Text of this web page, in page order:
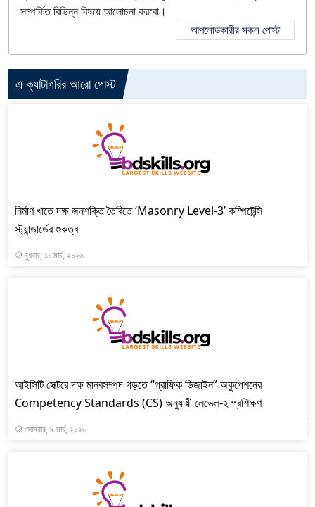
সম্পর্কিত বিভিন্ন বিষয়ে আলোচনা করবো।
আপলোডকারীর সকল পোস্ট
এ ক্যাটাগরির আরো পোস্ট
নির্মাণ খাতে দক্ষ জনশক্তি তৈরিতে ‘Masonry Level-3’ কম্পিটেন্সি
স্ট্যান্ডার্ডের গুরুত্ব
বুধবার, ১১ মার্চ, ২০২৬
আইসিটি সেক্টরে দক্ষ মানবসম্পদ গড়তে “গ্রাফিক ডিজাইন” অকুপেশনের
Competency Standards (CS) অনুযায়ী লেভেল-২ প্রশিক্ষণ
সোমবার, ৯ মার্চ, ২০২৬